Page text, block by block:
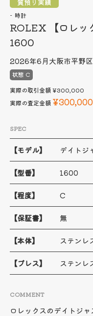
質預り実績
時計
ROLEX 【ロレッ
1600
2026年6月大阪市平野
状態 C
実際の取引金額¥300,000
実際の査定金額 ¥300,000
SPEC
【モデル】 デイトジ
【型番】 1600
【程度】 C
【保証書】 無
【本体】 ステンレ
【ブレス】 ステンレ
COMMENT
ロレックスのデイトジ